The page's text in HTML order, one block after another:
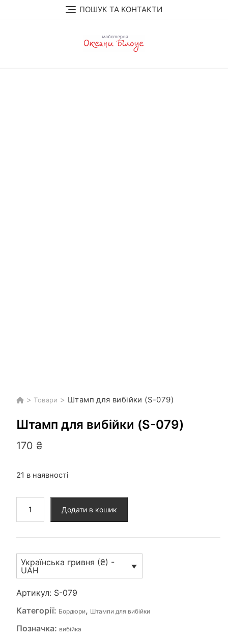
ПОШУК ТА КОНТАКТИ
> Товари > Штамп для вибійки (S-079)
Штамп для вибійки (S-079)
170 ₴
21 в наявності
(S-
079)
кількість
Додати в кошик
Українська гривня (₴) -
UAH
Артикул: S-079
Категорії: Бордюри, Штампи для вибійки
Позначка: вибійка